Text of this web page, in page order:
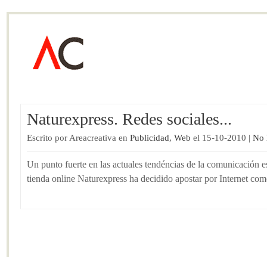
Naturexpress. Redes sociales...
Escrito por Areacreativa en Publicidad, Web el 15-10-2010 | No
Un punto fuerte en las actuales tendéncias de la comunicación
tienda online Naturexpress ha decidido apostar por Internet